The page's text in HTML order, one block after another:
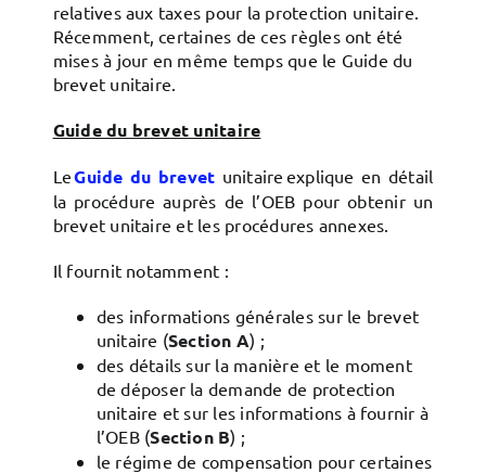
relatives aux taxes pour la protection unitaire.
Récemment, certaines de ces règles ont été
mises à jour en même temps que le Guide du
brevet unitaire.
Guide du brevet unitaire
LeGuide du brevet unitaire explique en détail
la procédure auprès de l’OEB pour obtenir un
brevet unitaire et les procédures annexes.
Il fournit notamment :
des informations générales sur le brevet
unitaire (Section A) ;
des détails sur la manière et le moment
de déposer la demande de protection
unitaire et sur les informations à fournir à
l’OEB (Section B) ;
le régime de compensation pour certaines